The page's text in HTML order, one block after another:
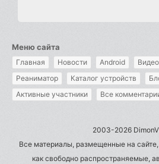
Меню сайта
Главная Новости Android Видео
Реаниматор
Каталог устройств
Активные участники
Все
2003-2026
Все материалы, размещенные на
как свободно распространяемые,